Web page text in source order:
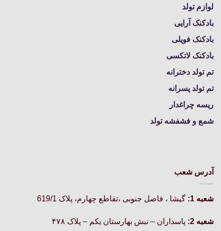
لوازم تولد
بادکنک آرایی
بادکنک فویلی
بادکنک لاتکسی
تم تولد دخترانه
تم تولد پسرانه
ریسه چراغدار
شمع و فشفشه تولد
آدرس شعب
شعبه 1: گيشا ، فاضل جنوبی ،تقاطع چهارم، پلاک 619/1
شعبه 2: پاسداران – نبش بهارستان یکم – پلاک ۴۷۸